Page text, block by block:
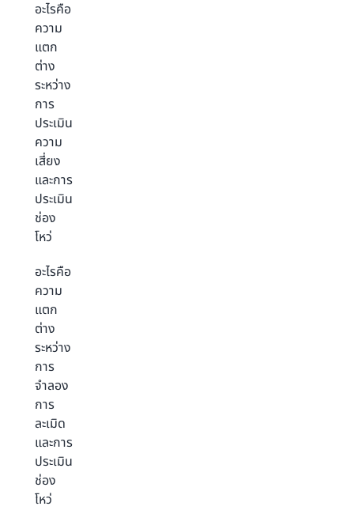
อะไรคือ
ความ
แตก
ต่าง
ระหว่าง
การ
ประเมิน
ความ
เสี่ยง
และการ
ประเมิน
ช่อง
โหว่
อะไรคือ
ความ
แตก
ต่าง
ระหว่าง
การ
จำลอง
การ
ละเมิด
และการ
ประเมิน
ช่อง
โหว่